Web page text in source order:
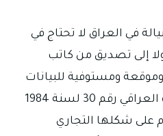
في العراق لا تحتاج في
إلى تصديق من كاتب
ومستوفية للبيانات
التي أوجبها قانون التجارة العراقي رقم 30 لسنة 1984
على شكلها التجاري